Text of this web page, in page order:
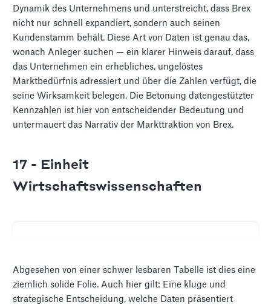
Dynamik des Unternehmens und unterstreicht, dass Brex
nicht nur schnell expandiert, sondern auch seinen
Kundenstamm behält. Diese Art von Daten ist genau das,
wonach Anleger suchen — ein klarer Hinweis darauf, dass
das Unternehmen ein erhebliches, ungelöstes
Marktbedürfnis adressiert und über die Zahlen verfügt, die
seine Wirksamkeit belegen. Die Betonung datengestützter
Kennzahlen ist hier von entscheidender Bedeutung und
untermauert das Narrativ der Markttraktion von Brex.
17 - Einheit
Wirtschaftswissenschaften
Abgesehen von einer schwer lesbaren Tabelle ist dies eine
ziemlich solide Folie. Auch hier gilt: Eine kluge und
strategische Entscheidung, welche Daten präsentiert